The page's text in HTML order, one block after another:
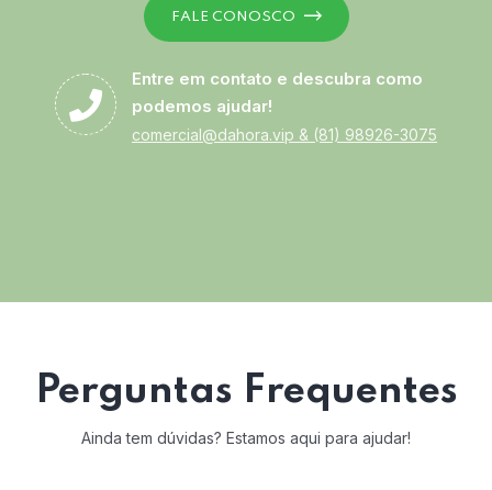
FALE CONOSCO
Entre em contato e descubra como
podemos ajudar!
comercial@dahora.vip & (81) 98926-3075
Perguntas Frequentes
Ainda tem dúvidas? Estamos aqui para ajudar!